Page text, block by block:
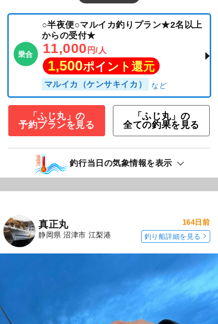
乗合
○半夜便○マルイカ釣りプラン★2名以上
からの受付★
11,000 円/人
1,500ポイント還元
マルイカ（ケンサキイカ）
「ふじ丸」の
予約プランを見る
「ふじ丸」の
全ての釣果を見る
釣行当日の気象情報を表示
真正丸
静岡県 沼津市 江梨港
164日前
釣り船詳細を見る